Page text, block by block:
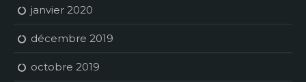
janvier 2020
décembre 2019
octobre 2019